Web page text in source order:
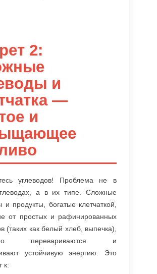
2:
и
—
и
углеводов! Проблема не в
а в их типе. Сложные
и продукты, богатые клетчаткой,
от простых и рафинированных
(таких как белый хлеб, выпечка),
перевариваются и
устойчивую энергию. Это
к: